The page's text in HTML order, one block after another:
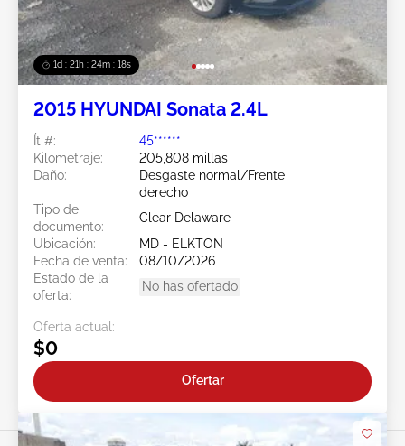
1d : 21h : 24m : 15s
2015 HYUNDAI Sonata 2.4L
Ít #:
45******
Kilometraje:
205,808 millas
Daño:
Desgaste normal/Frente
derecho
Tipo de
documento:
Clear Delaware
Ubicación:
MD - ELKTON
Fecha de venta:
08/10/2026
Estado de la
oferta:
No has ofertado
Oferta actual:
$0
Ofertar